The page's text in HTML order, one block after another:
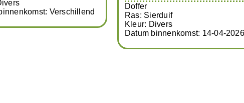
Ras: Sierduif
Kleur: Wit
Datum binnenkomst: 18-02-2026